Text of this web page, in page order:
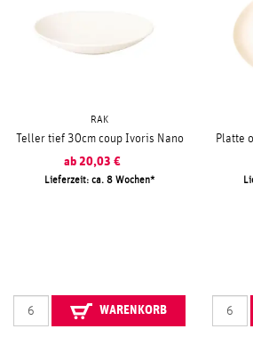
RAK
Teller tief 30cm coup Ivoris Nano
ab 20,03 €
Lieferzeit: ca. 8 Wochen
WARENKORB
Platte